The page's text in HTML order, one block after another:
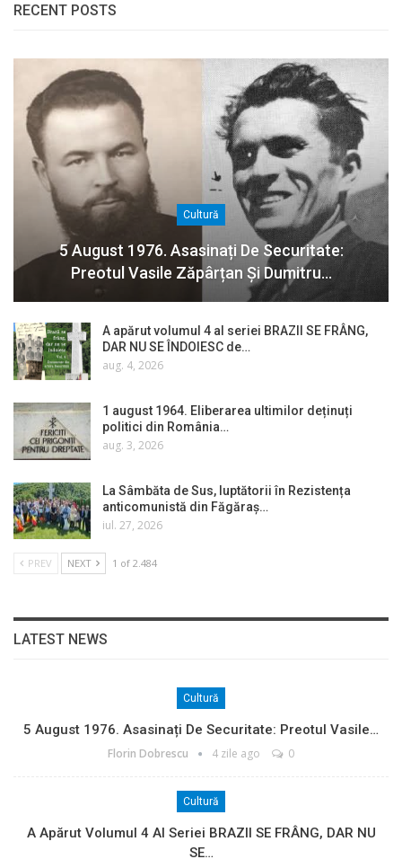
RECENT POSTS
Cultură
5 August 1976. Asasinați De Securitate:
Preotul Vasile Zăpârțan Și Dumitru…
A apărut volumul 4 al seriei BRAZII SE FRÂNG,
DAR NU SE ÎNDOIESC de…
aug. 4, 2026
1 august 1964. Eliberarea ultimilor deținuți
politici din România…
aug. 3, 2026
La Sâmbăta de Sus, luptătorii în Rezistența
anticomunistă din Făgăraș…
iul. 27, 2026
PREV NEXT 1 of 2.484
LATEST NEWS
Cultură
5 August 1976. Asasinați De Securitate: Preotul Vasile…
Florin Dobrescu 4 zile ago 0
Cultură
A Apărut Volumul 4 Al Seriei BRAZII SE FRÂNG, DAR NU
SE…